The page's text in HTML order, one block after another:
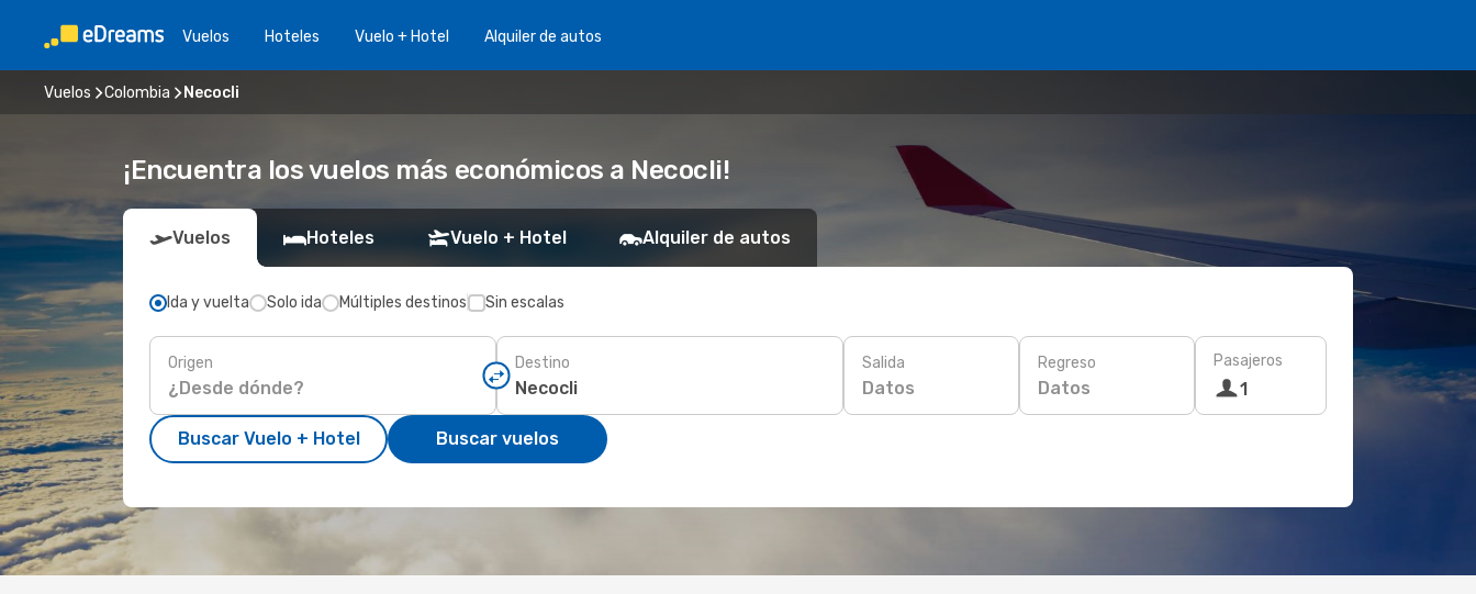
Vuelos Hoteles Vuelo + Hotel Alquiler de autos
Vuelos Colombia Necocli
¡Encuentra los vuelos más económicos a Necocli!
Vuelos Hoteles Vuelo + Hotel Alquiler de autos
Ida y vuelta Solo ida Múltiples destinos Sin escalas
Origen Destino Salida
Datos
Regreso
Datos
Pasajeros
1
Buscar Vuelo + Hotel Buscar vuelos